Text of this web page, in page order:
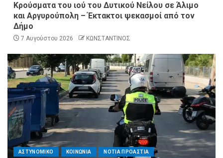
Κρούσματα του ιού του Δυτικού Νείλου σε Άλιμο
και Αργυρούπολη – Έκτακτοι ψεκασμοί από τον
Δήμο
7 Αυγούστου 2026 ΚΩΝΣΤΑΝΤΙΝΟΣ
ΑΣΤΥΝΟΜΙΚΟ ΚΟΙΝΩΝΙΑ ΝΟΤΙΑ ΠΡΟΑΣΤΙΑ